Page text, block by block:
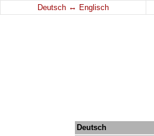
Deutsch ↔ Englisch
Deutsch